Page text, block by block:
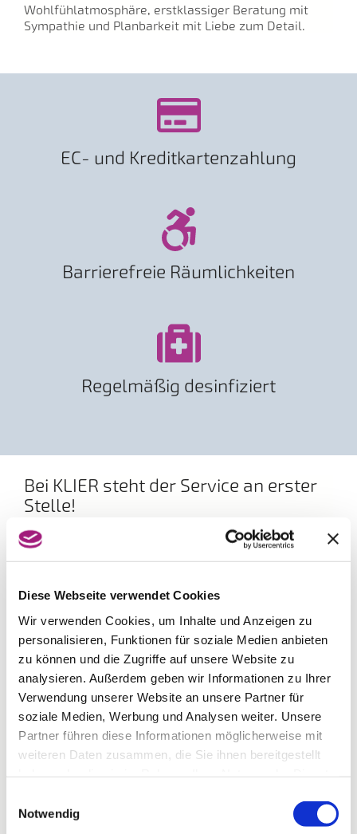
Diese Webseite verwendet Cookies
Wir verwenden Cookies, um Inhalte und Anzeigen zu
personalisieren, Funktionen für soziale Medien anbieten
zu können und die Zugriffe auf unsere Website zu
analysieren. Außerdem geben wir Informationen zu Ihrer
Verwendung unserer Website an unsere Partner für
soziale Medien, Werbung und Analysen weiter. Unsere
Partner führen diese Informationen möglicherweise mit
weiteren Daten zusammen, die Sie ihnen bereitgestellt
Notwendig
Wohlfühlatmosphäre, erstklassiger Beratung mit
Sympathie und Planbarkeit mit Liebe zum Detail.
EC- und Kreditkartenzahlung
Barrierefreie Räumlichkeiten
Regelmäßig desinfiziert
Bei KLIER steht der Service an erster
Stelle!
Bedienung mit oder ohne Voranmeldung, eine
individuelle Frisurenberatung und eine kostenlose
Kopfmassage nach dem Waschen sind
Alltag und lassen sich von den neuen Frisurentrends
oder braun – das Team von KLIER freut sich mit Ihnen
den Look zu finden, der perfekt zu Ihnen passt.